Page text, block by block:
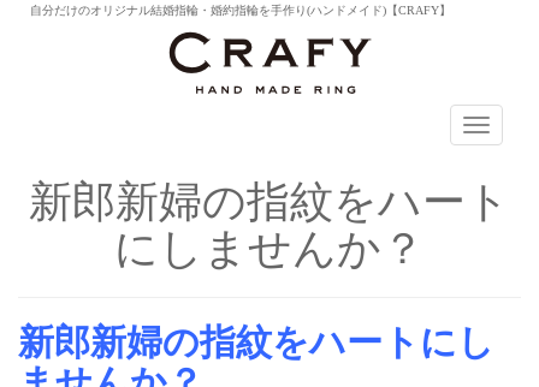
自分だけのオリジナル結婚指輪・婚約指輪を手作り(ハンドメイド)【CRAFY】
T
o
新郎新婦の指紋をハート
にしませんか？
新郎新婦の指紋をハートにし